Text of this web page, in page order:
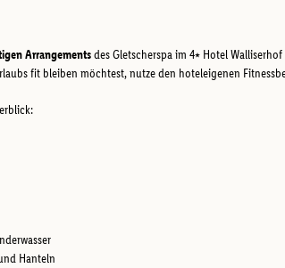
Arrangementsdes Gletscherspa im 4⭑ Hotel
fit bleiben möchtest, nutze den hoteleigenen
Hanteln